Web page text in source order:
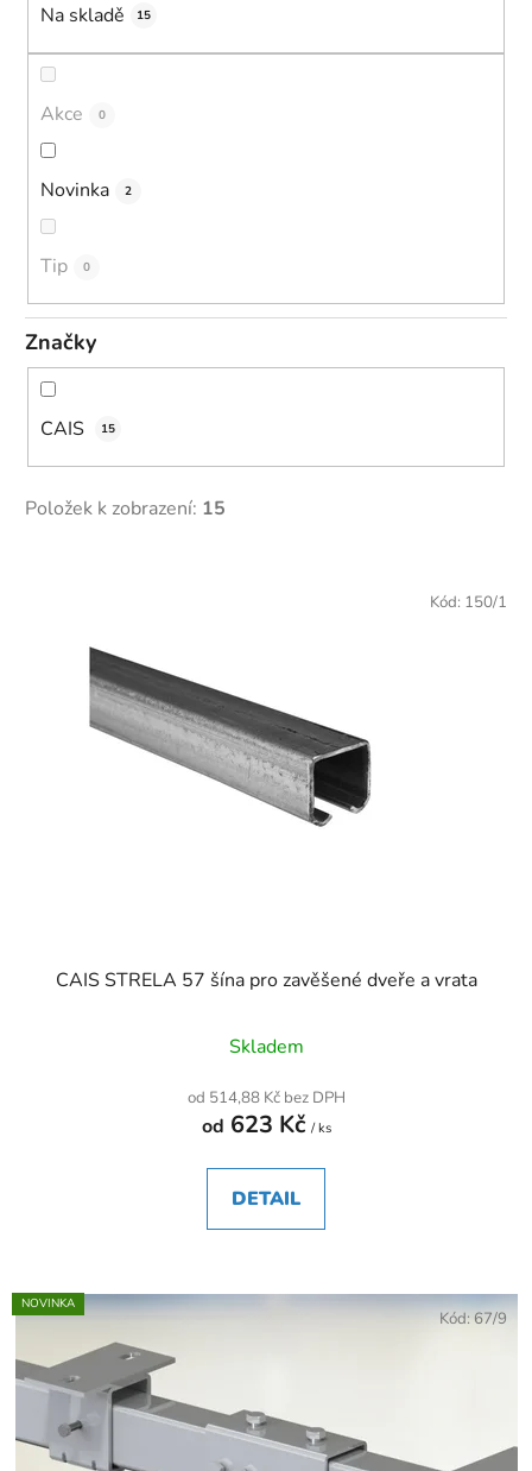
Na skladě 15
Akce 0
Novinka 2
Tip 0
Značky
CAIS 15
Položek k zobrazení: 15
CAIS STRELA 57 šína pro zavěšené dveře a vrata
Skladem
od 514,88 Kč bez DPH
od 623 Kč / ks
DETAIL
Kód: 150/1
NOVINKA
Kód:67/9